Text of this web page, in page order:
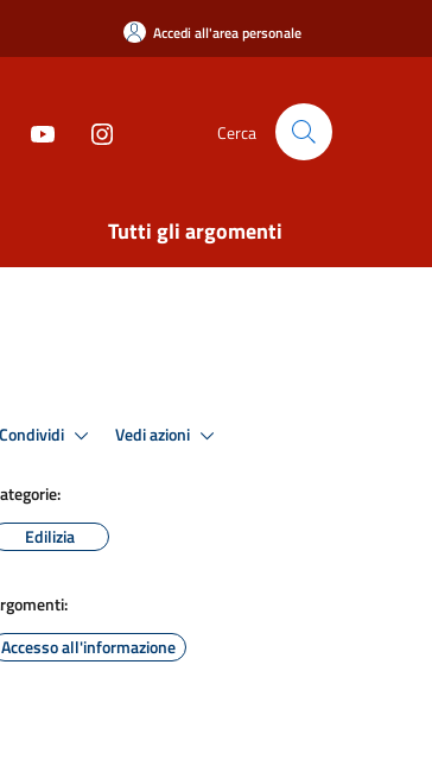
Accedi all'area personale
Cerca
Tutti gli argomenti
Condividi Vedi azioni
Edilizia
Accesso all'informazione